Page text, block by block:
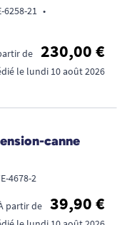
6258-21 •
de
230,00 €
le lundi 10 août 2026
canne
4678-2
partir de 39,90 €